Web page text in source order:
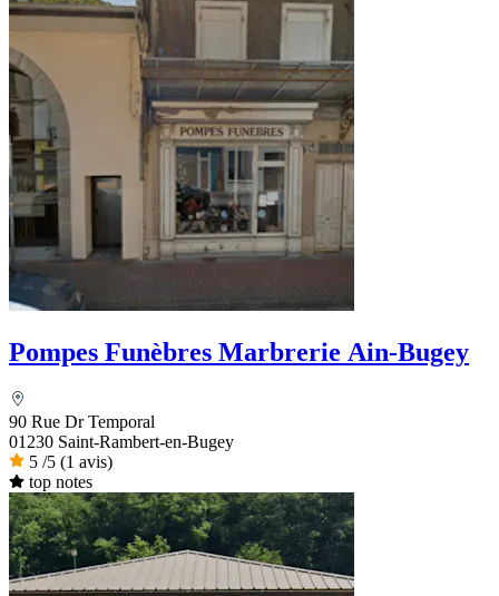
Pompes Funèbres Marbrerie Ain-Bugey
90 Rue Dr Temporal
01230 Saint-Rambert-en-Bugey
5 /5 (1 avis)
top notes